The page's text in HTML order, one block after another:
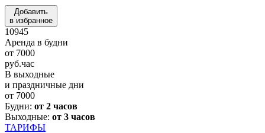
Добавить
в избранное
10945
Аренда в будни
от 7000
руб.час
В выходные
и праздничные дни
от 7000
Будни: от 2 часов
Выходные: от 3 часов
ТАРИФЫ